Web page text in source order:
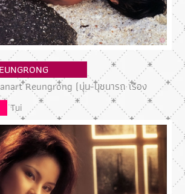
Reungrong (นุ่น-นุชนารถ เรือง
Tui